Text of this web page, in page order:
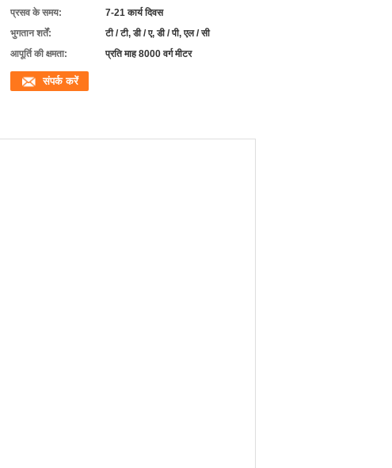
प्रसव के समय:
7-21 कार्य दिवस
भुगतान शर्तें:
टी / टी, डी / ए, डी / पी, एल / सी
आपूर्ति की क्षमता:
प्रति माह 8000 वर्ग मीटर
संपर्क करें